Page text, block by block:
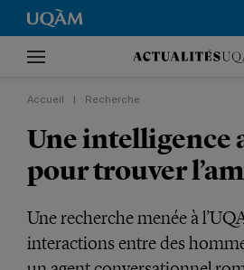
Accueil Recherche
Une intelligence
pour trouver
Une recherche menée à
interactions entre des